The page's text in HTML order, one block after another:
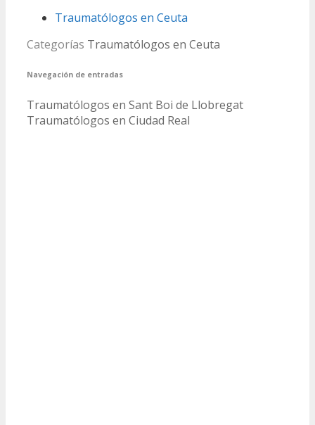
Traumatólogos en Ceuta
Categorías Traumatólogos en Ceuta
Navegación de entradas
Traumatólogos en Sant Boi de Llobregat
Traumatólogos en Ciudad Real